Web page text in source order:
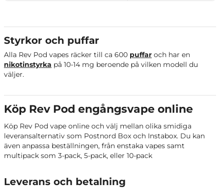
REV POD Sweet Sour Apples Syrliga äpplen
REV POD Blueberry
REV POD MAX Watermelon Freeze
Vattenmelon och
mentol
REV POD MAX Tropix Tropisk frukt
REV POD MAX Tobacco
Styrkor och puffar
Alla Rev Pod vapes räcker till ca 600 puffar och har en
nikotinstyrka på 10-14 mg beroende på vilken modell du
väljer.
Köp Rev Pod engångsvape online
Köp Rev Pod vape online och välj mellan olika smidiga
leveransalternativ som Postnord Box och Instabox. Du kan
även anpassa beställningen, från enstaka vapes samt
multipack som 3-pack, 5-pack, eller 10-pack
Leverans och betalning